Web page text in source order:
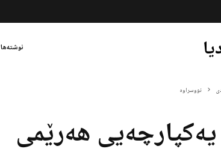
نوشتەها
نووسراوە
هەرێمی